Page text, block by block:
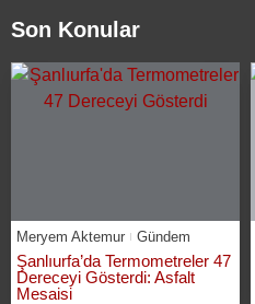
Son Konular
Meryem Aktemur Gündem
Şanlıurfa’da Termometreler 47
Dereceyi Gösterdi: Asfalt
Mesaisi